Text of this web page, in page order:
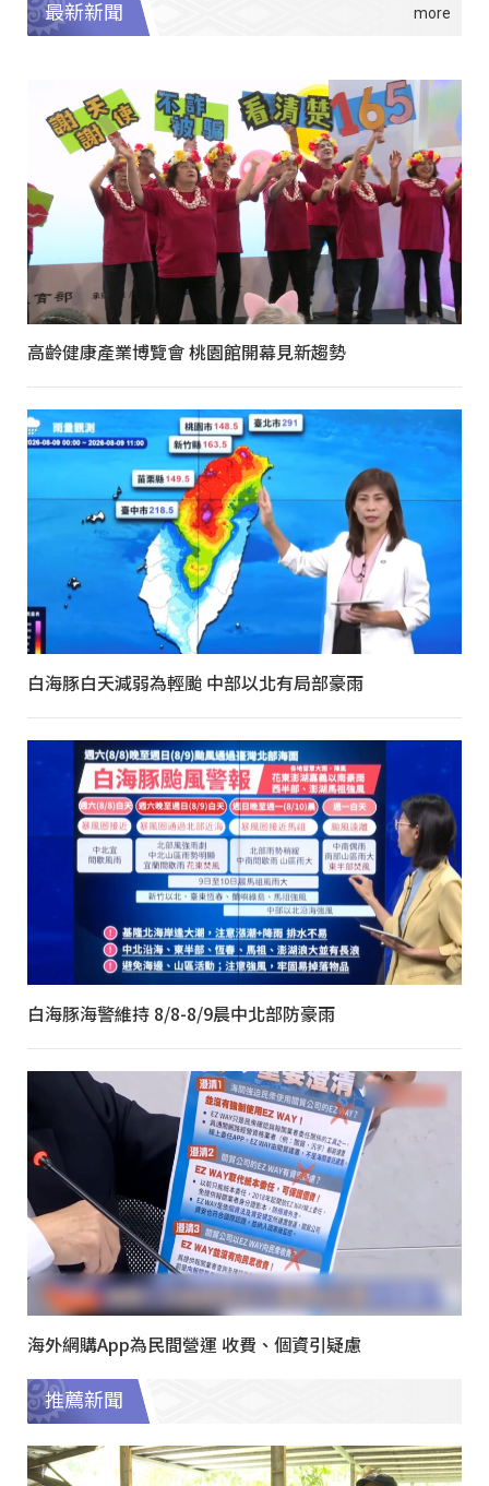
最新新聞
高齡健康產業博覽會 桃園館開幕見新趨勢
白海豚白天減弱為輕颱 中部以北有局部豪雨
白海豚海警維持 8/8-8/9晨中北部防豪雨
海外網購App為民間營運 收費、個資引疑慮
推薦新聞